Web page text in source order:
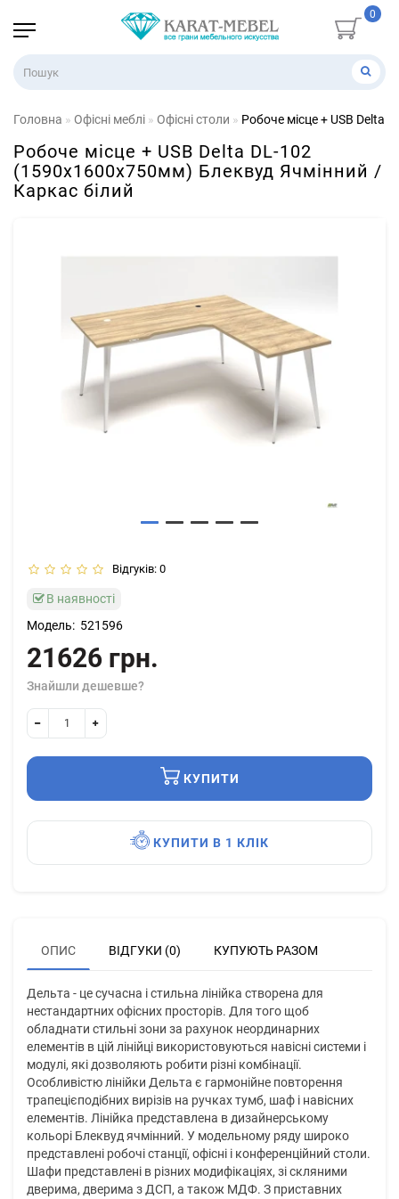
0
Головна Офісні меблі Офісні столи Робоче місце + USB Delta
Робоче місце + USB Delta DL-102
(1590х1600х750мм) Блеквуд Ячмінний /
Каркас білий
Відгуків: 0
В наявності
Модель: 521596
21626 грн.
Знайшли дешевше?
КУПИТИ
КУПИТИ В 1 КЛІК
ОПИС ВІДГУКИ (0) КУПУЮТЬ РАЗОМ
Дельта - це сучасна і стильна лінійка створена для
нестандартних офісних просторів. Для того щоб
обладнати стильні зони за рахунок неординарних
елементів в цій лінійці використовуються навісні системи і
модулі, які дозволяють робити різні комбінації.
Особливістю лінійки Дельта є гармонійне повторення
трапецієподібних вирізів на ручках тумб, шаф і навісних
елементів. Лінійка представлена в дизайнерському
кольорі Блеквуд ячмінний. У модельному ряду широко
представлені робочі станції, офісні і конференційний столи.
Шафи представлені в різних модифікаціях, зі скляними
дверима, дверима з ДСП, а також МДФ. З приставних